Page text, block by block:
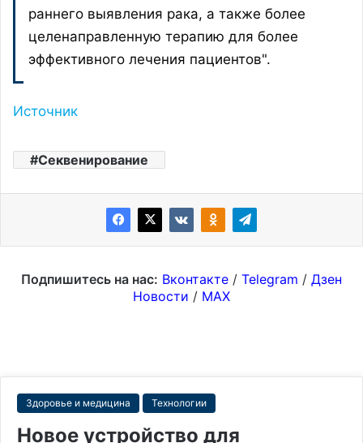
раннего выявления рака, а также более
целенаправленную терапию для более
эффективного лечения пациентов".
Источник
Секвенирование
Подпишитесь на нас: Вконтакте / Telegram / Дзен
Новости / MAX